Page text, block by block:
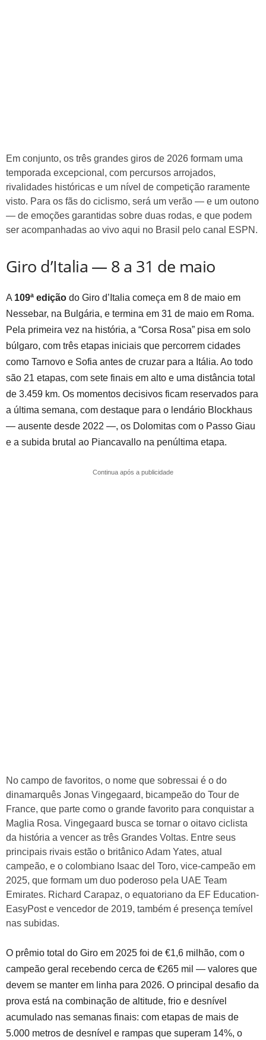
Em conjunto, os três grandes giros de 2026 formam uma
temporada excepcional, com percursos arrojados,
rivalidades históricas e um nível de competição raramente
visto. Para os fãs do ciclismo, será um verão — e um outono
— de emoções garantidas sobre duas rodas, e que podem
ser acompanhadas ao vivo aqui no Brasil pelo canal ESPN.
Giro d’Italia — 8 a 31 de maio
A 109ª edição do Giro d’Italia começa em 8 de maio em
Nessebar, na Bulgária, e termina em 31 de maio em Roma.
Pela primeira vez na história, a “Corsa Rosa” pisa em solo
búlgaro, com três etapas iniciais que percorrem cidades
como Tarnovo e Sofia antes de cruzar para a Itália. Ao todo
são 21 etapas, com sete finais em alto e uma distância total
de 3.459 km. Os momentos decisivos ficam reservados para
a última semana, com destaque para o lendário Blockhaus
— ausente desde 2022 —, os Dolomitas com o Passo Giau
e a subida brutal ao Piancavallo na penúltima etapa.
Continua após a publicidade
No campo de favoritos, o nome que sobressai é o do
dinamarquês Jonas Vingegaard, bicampeão do Tour de
France, que parte como o grande favorito para conquistar a
Maglia Rosa. Vingegaard busca se tornar o oitavo ciclista
da história a vencer as três Grandes Voltas. Entre seus
principais rivais estão o britânico Adam Yates, atual
campeão, e o colombiano Isaac del Toro, vice-campeão em
2025, que formam um duo poderoso pela UAE Team
Emirates. Richard Carapaz, o equatoriano da EF Education-
EasyPost e vencedor de 2019, também é presença temível
nas subidas.
O prêmio total do Giro em 2025 foi de €1,6 milhão, com o
campeão geral recebendo cerca de €265 mil — valores que
devem se manter em linha para 2026. O principal desafio da
prova está na combinação de altitude, frio e desnível
acumulado nas semanas finais: com etapas de mais de
5.000 metros de desnível e rampas que superam 14%, o